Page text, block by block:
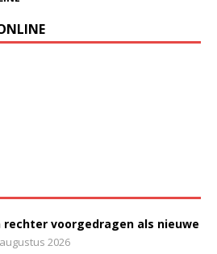
rechter voorgedragen als nieuwe
2026